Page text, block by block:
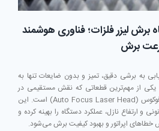
برش لیزر فلزات؛ فناوری هوشمند
برش
به برشی دقیق، تمیز و بدون ضایعات تنها به
از مهم‌ترین قطعاتی که نقش مستقیمی در
کیفیت نهایی برش دارد، هد اتوفوکوس (Auto Focus Laser Head) است. این
و ارتفاع نازل، عملکرد دستگاه را بهینه کرده و
اپراتور و بهبود کیفیت برش می‌شود.